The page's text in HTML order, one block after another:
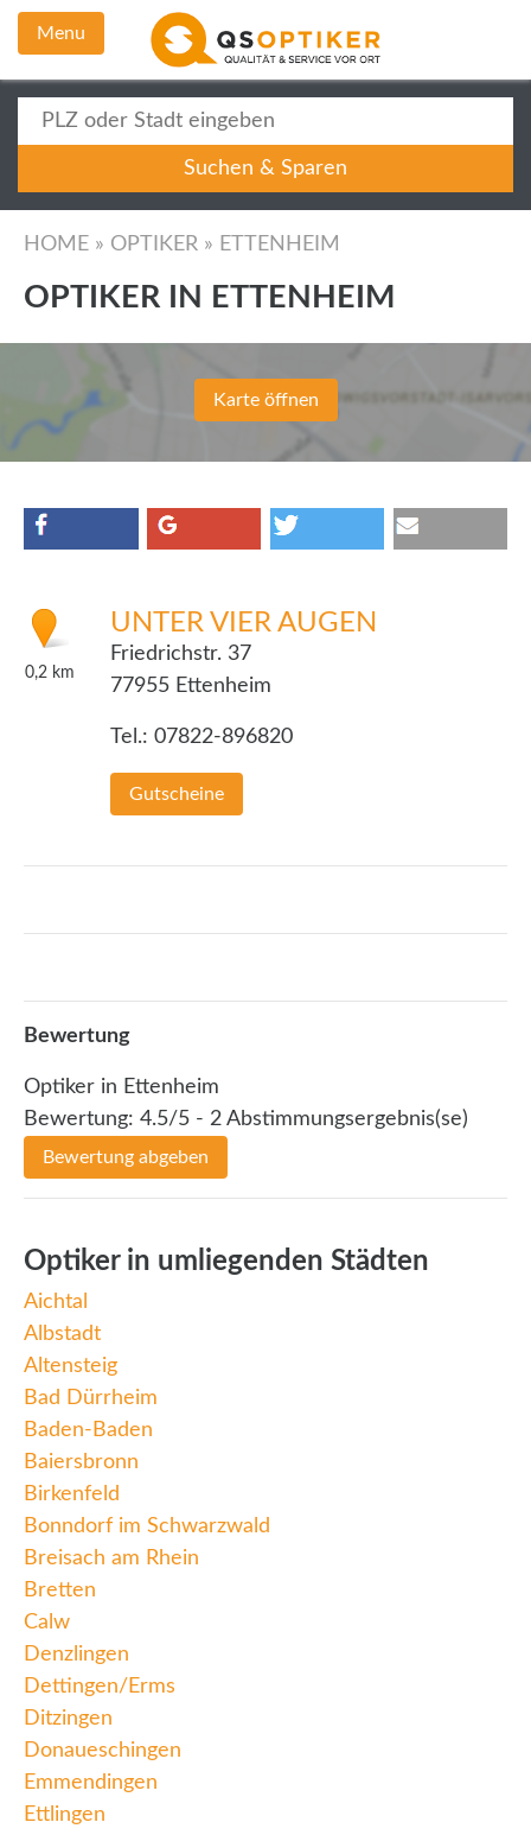
Menu
HOME » OPTIKER » ETTENHEIM
OPTIKER IN ETTENHEIM
Karte öffnen
0,2km
UNTER VIER AUGEN
Friedrichstr. 37
77955 Ettenheim
Tel.: 07822-896820
Gutscheine
Bewertung
Optiker in Ettenheim
Bewertung: 4.5/5 - 2 Abstimmungsergebnis(se)
Bewertung abgeben
Optiker in umliegenden Städten
Aichtal
Albstadt
Altensteig
Bad Dürrheim
Baden-Baden
Baiersbronn
Birkenfeld
Bonndorf im Schwarzwald
Breisach am Rhein
Bretten
Calw
Denzlingen
Dettingen/Erms
Ditzingen
Donaueschingen
Emmendingen
Ettlingen